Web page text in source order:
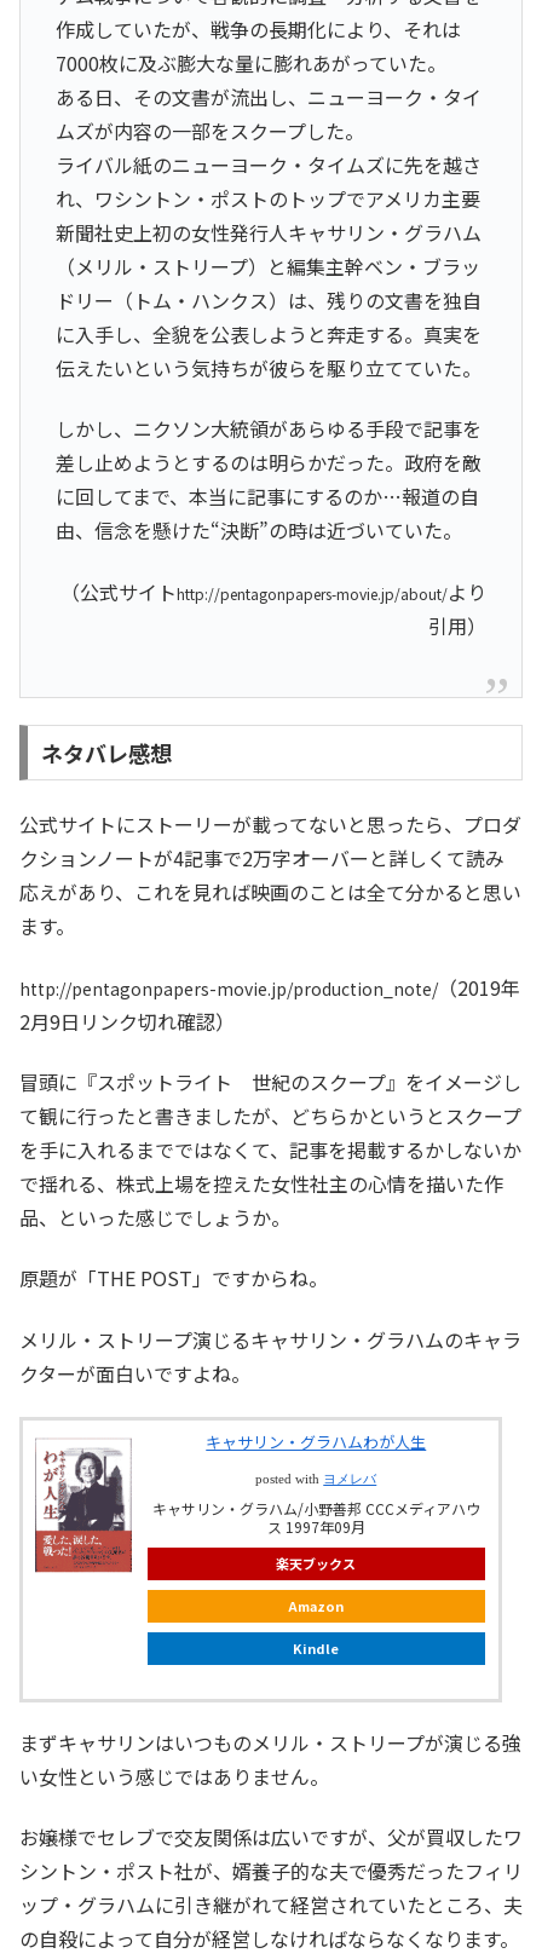
作成していたが、戦争の長期化により、それは
7000枚に及ぶ膨大な量に膨れあがっていた。
ある日、その文書が流出し、ニューヨーク・タイ
ムズが内容の一部をスクープした。
ライバル紙のニューヨーク・タイムズに先を越さ
れ、ワシントン・ポストのトップでアメリカ主要
新聞社史上初の女性発行人キャサリン・グラハム
（メリル・ストリープ）と編集主幹ベン・ブラッ
ドリー（トム・ハンクス）は、残りの文書を独自
に入手し、全貌を公表しようと奔走する。真実を
伝えたいという気持ちが彼らを駆り立てていた。
しかし、ニクソン大統領があらゆる手段で記事を
差し止めようとするのは明らかだった。政府を敵
に回してまで、本当に記事にするのか…報道の自
由、信念を懸けた“決断”の時は近づいていた。
（公式サイトhttp://pentagonpapers-movie.jp/about/より
引用）
ネタバレ感想
公式サイトにストーリーが載ってないと思ったら、プロダ
クションノートが4記事で2万字オーバーと詳しくて読み
応えがあり、これを見れば映画のことは全て分かると思い
ます。
http://pentagonpapers-movie.jp/production_note/（2019年
2月9日リンク切れ確認）
冒頭に『スポットライト 世紀のスクープ』をイメージし
て観に行ったと書きましたが、どちらかというとスクープ
を手に入れるまでではなくて、記事を掲載するかしないか
で揺れる、株式上場を控えた女性社主の心情を描いた作
品、といった感じでしょうか。
原題が「THE POST」ですからね。
メリル・ストリープ演じるキャサリン・グラハムのキャラ
クターが面白いですよね。
キャサリン・グラハムわが人生
posted with ヨメレバ
キャサリン・グラハム/小野善邦 CCCメディアハウ
ス 1997年09月
楽天ブックス
Amazon
Kindle
まずキャサリンはいつものメリル・ストリープが演じる強
い女性という感じではありません。
お嬢様でセレブで交友関係は広いですが、父が買収したワ
シントン・ポスト社が、婿養子的な夫で優秀だったフィリ
ップ・グラハムに引き継がれて経営されていたところ、夫
の自殺によって自分が経営しなければならなくなります。